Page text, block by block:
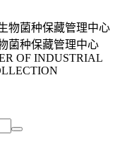
菌种保藏管理中心
OF INDUSTRIAL